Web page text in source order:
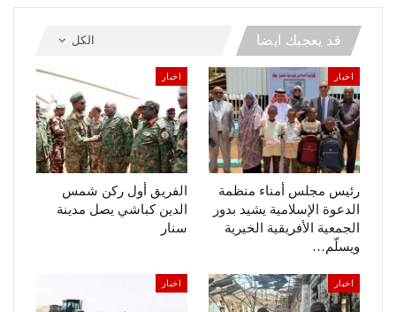
الكل قد يعجبك ايضا
اخبار
رئيس مجلس أمناء منظمة
الدعوة الإسلامية يشيد بدور
الجمعية الأفريقية الخيرية
ويسلّم…
اخبار
الفريق أول ركن شمس
الدين كباشي يصل مدينة
سنار
اخبار اخبار